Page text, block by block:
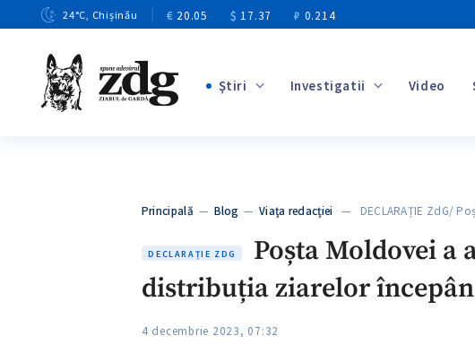
24°C, Chișinău € 20.05 $ 17.37 ₽ 0.214
Ştiri
+3
Investigatii Video
Principală —Blog —Viața redacției — DECLARAȚIE ZdG/
DECLARAȚIE ZDG
Poșta Moldovei a
distribuția ziarelor
4 decembrie 2023, 07:32